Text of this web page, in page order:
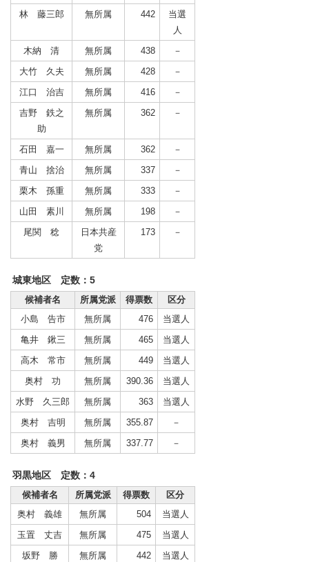
林 藤三郎
無所属 442
当選
人
木納 清
無所属 438
－
大竹 久夫
無所属 428
－
江口 治吉
無所属 416
－
吉野 鉄之
助
無所属 362 －
石田 嘉一 無所属 362
－
青山 捨治
無所属 337
－
栗木 孫重
無所属 333
－
山田 素川
無所属 198
－
尾関 稔
日本共産
党
173 －
城東地区 定数：5
候補者名
所属党派 得票数
区分
小島 告市
無所属 476
当選人
亀井 鍬三
無所属 465
当選人
高木 常市
無所属 449
当選人
奥村 功
無所属 390.36
当選人
水野 久三郎
無所属 363
当選人
奥村 吉明
無所属 355.87
－
奥村 義男
無所属 337.77 －
羽黒地区 定数：4
候補者名
所属党派 得票数
区分
奥村 義雄
無所属 504
当選人
玉置 丈吉
無所属 475
当選人
坂野 勝
無所属 442
当選人